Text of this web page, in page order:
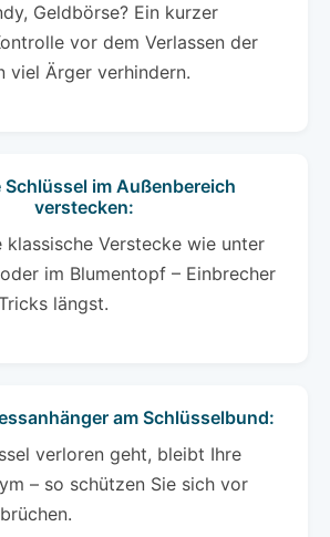
Geldbörse? Ein kurzer
vor dem Verlassen der
viel Ärger verhindern.
Schlüssel im Außenbereich
verstecken:
klassische Verstecke wie unter
im Blumentopf – Einbrecher
längst.
am Schlüsselbund:
verloren geht, bleibt Ihre
– so schützen Sie sich vor